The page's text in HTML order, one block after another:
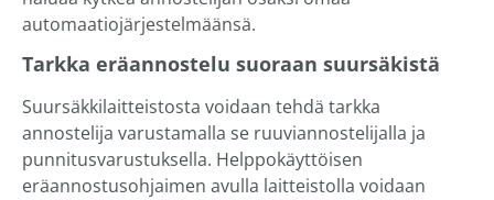
automaatiojärjestelmäänsä.
Tarkka eräannostelu suoraan suursäkistä
Suursäkkilaitteistosta voidaan tehdä tarkka
annostelija varustamalla se ruuviannostelijalla ja
punnitusvarustuksella. Helppokäyttöisen
eräannostusohjaimen avulla laitteistolla voidaan